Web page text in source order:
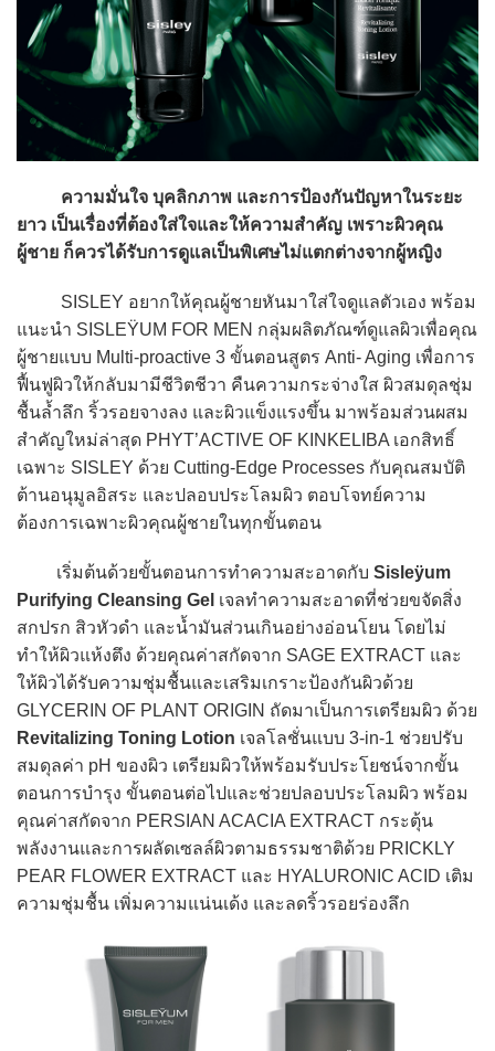
ความมั่นใจ บุคลิกภาพ และการป้องกันปัญหาในระยะ
ยาว เป็นเรื่องที่ต้องใส่ใจและให้ความสำคัญ เพราะผิวคุณ
ผู้ชาย ก็ควรได้รับการดูแลเป็นพิเศษไม่แตกต่างจากผู้หญิง
SISLEY อยากให้คุณผู้ชายหันมาใส่ใจดูแลตัวเอง พร้อม
แนะนำ SISLEŸUM FOR MEN กลุ่มผลิตภัณฑ์ดูแลผิวเพื่อคุณ
ผู้ชายแบบ Multi-proactive 3 ขั้นตอนสูตร Anti- Aging เพื่อการ
ฟื้นฟูผิวให้กลับมามีชีวิตชีวา คืนความกระจ่างใส ผิวสมดุลชุ่ม
ชื้นล้ำลึก ริ้วรอยจางลง และผิวแข็งแรงขึ้น มาพร้อมส่วนผสม
สำคัญใหม่ล่าสุด PHYT’ACTIVE OF KINKELIBA เอกสิทธิ์
เฉพาะ SISLEY ด้วย Cutting-Edge Processes กับคุณสมบัติ
ต้านอนุมูลอิสระ และปลอบประโลมผิว ตอบโจทย์ความ
ต้องการเฉพาะผิวคุณผู้ชายในทุกขั้นตอน
เริ่มต้นด้วยขั้นตอนการทำความสะอาดกับ Sisleÿum
Purifying Cleansing Gel เจลทำความสะอาดที่ช่วยขจัดสิ่ง
สกปรก สิวหัวดำ และน้ำมันส่วนเกินอย่างอ่อนโยน โดยไม่
ทำให้ผิวแห้งตึง ด้วยคุณค่าสกัดจาก SAGE EXTRACT และ
ให้ผิวได้รับความชุ่มชื้นและเสริมเกราะป้องกันผิวด้วย
GLYCERIN OF PLANT ORIGIN ถัดมาเป็นการเตรียมผิว ด้วย
Revitalizing Toning Lotion เจลโลชั่นแบบ 3-in-1 ช่วยปรับ
สมดุลค่า pH ของผิว เตรียมผิวให้พร้อมรับประโยชน์จากขั้น
ตอนการบำรุง ขั้นตอนต่อไปและช่วยปลอบประโลมผิว พร้อม
คุณค่าสกัดจาก PERSIAN ACACIA EXTRACT กระตุ้น
พลังงานและการผลัดเซลล์ผิวตามธรรมชาติด้วย PRICKLY
PEAR FLOWER EXTRACT และ HYALURONIC ACID เติม
ความชุ่มชื้น เพิ่มความแน่นเด้ง และลดริ้วรอยร่องลึก